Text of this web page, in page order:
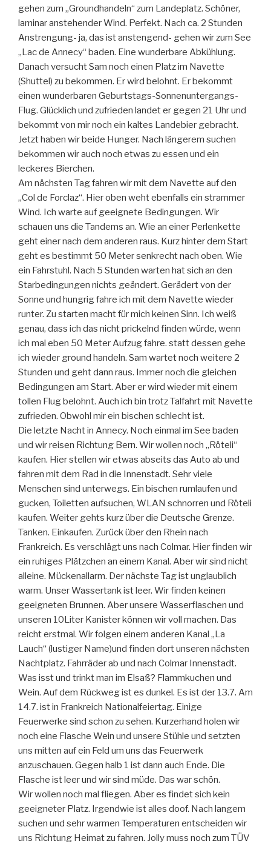
gehen zum „Groundhandeln“ zum Landeplatz. Schöner,
laminar anstehender Wind. Perfekt. Nach ca. 2 Stunden
Anstrengung- ja, das ist anstengend- gehen wir zum See
„Lac de Annecy“ baden. Eine wunderbare Abkühlung.
Danach versucht Sam noch einen Platz im Navette
(Shuttel) zu bekommen. Er wird belohnt. Er bekommt
einen wunderbaren Geburtstags-Sonnenuntergangs-
Flug. Glücklich und zufrieden landet er gegen 21 Uhr und
bekommt von mir noch ein kaltes Landebier gebracht.
Jetzt haben wir beide Hunger. Nach längerem suchen
bekommen wir auch noch etwas zu essen und ein
leckeres Bierchen.
Am nächsten Tag fahren wir mit dem Navette auf den
„Col de Forclaz“. Hier oben weht ebenfalls ein strammer
Wind. Ich warte auf geeignete Bedingungen. Wir
schauen uns die Tandems an. Wie an einer Perlenkette
geht einer nach dem anderen raus. Kurz hinter dem Start
geht es bestimmt 50 Meter senkrecht nach oben. Wie
ein Fahrstuhl. Nach 5 Stunden warten hat sich an den
Starbedingungen nichts geändert. Gerädert von der
Sonne und hungrig fahre ich mit dem Navette wieder
runter. Zu starten macht für mich keinen Sinn. Ich weiß
genau, dass ich das nicht prickelnd finden würde, wenn
ich mal eben 50 Meter Aufzug fahre. statt dessen gehe
ich wieder ground handeln. Sam wartet noch weitere 2
Stunden und geht dann raus. Immer noch die gleichen
Bedingungen am Start. Aber er wird wieder mit einem
tollen Flug belohnt. Auch ich bin trotz Talfahrt mit Navette
zufrieden. Obwohl mir ein bischen schlecht ist.
Die letzte Nacht in Annecy. Noch einmal im See baden
und wir reisen Richtung Bern. Wir wollen noch „Röteli“
kaufen. Hier stellen wir etwas abseits das Auto ab und
fahren mit dem Rad in die Innenstadt. Sehr viele
Menschen sind unterwegs. Ein bischen rumlaufen und
gucken, Toiletten aufsuchen, WLAN schnorren und Röteli
kaufen. Weiter gehts kurz über die Deutsche Grenze.
Tanken. Einkaufen. Zurück über den Rhein nach
Frankreich. Es verschlägt uns nach Colmar. Hier finden wir
ein ruhiges Plätzchen an einem Kanal. Aber wir sind nicht
alleine. Mückenallarm. Der nächste Tag ist unglaublich
warm. Unser Wassertank ist leer. Wir finden keinen
geeigneten Brunnen. Aber unsere Wasserflaschen und
unseren 10Liter Kanister können wir voll machen. Das
reicht erstmal. Wir folgen einem anderen Kanal „La
Lauch“ (lustiger Name)und finden dort unseren nächsten
Nachtplatz. Fahrräder ab und nach Colmar Innenstadt.
Was isst und trinkt man im Elsaß? Flammkuchen und
Wein. Auf dem Rückweg ist es dunkel. Es ist der 13.7. Am
14.7. ist in Frankreich Nationalfeiertag. Einige
Feuerwerke sind schon zu sehen. Kurzerhand holen wir
noch eine Flasche Wein und unsere Stühle und setzten
uns mitten auf ein Feld um uns das Feuerwerk
anzuschauen. Gegen halb 1 ist dann auch Ende. Die
Flasche ist leer und wir sind müde. Das war schön.
Wir wollen noch mal fliegen. Aber es findet sich kein
geeigneter Platz. Irgendwie ist alles doof. Nach langem
suchen und sehr warmen Temperaturen entscheiden wir
uns Richtung Heimat zu fahren. Jolly muss noch zum TÜV